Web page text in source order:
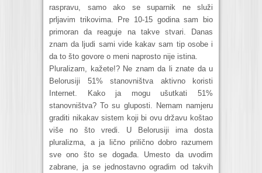
raspravu, samo ako se suparnik ne služi
prljavim trikovima. Pre 10-15 godina sam bio
primoran da reaguje na takve stvari. Danas
znam da ljudi sami vide kakav sam tip osobe i
da to što govore o meni naprosto nije istina.
Pluralizam, kažete!? Ne znam da li znate da u
Belorusiji 51% stanovništva aktivno koristi
Internet. Kako ja mogu ušutkati 51%
stanovništva? To su gluposti. Nemam namjeru
graditi nikakav sistem koji bi ovu državu koštao
više no što vredi. U Belorusiji ima dosta
pluralizma, a ja lično prilično dobro razumem
sve ono što se događa. Umesto da uvodim
zabrane, ja se jednostavno ogradim od takvih